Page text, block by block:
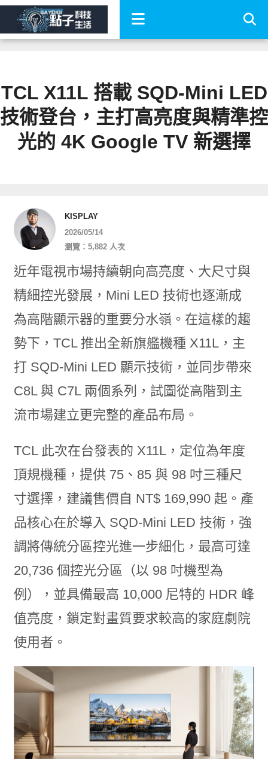
TCL X11L 搭載 SQD-Mini LED
技術登台，主打高亮度與精準控
光的 4K Google TV 新選擇
KISPLAY
2026/05/14
瀏覽：5,882 人次
近年電視市場持續朝向高亮度、大尺寸與
精細控光發展，Mini LED 技術也逐漸成
為高階顯示器的重要分水嶺。在這樣的趨
勢下，TCL 推出全新旗艦機種 X11L，主
打 SQD-Mini LED 顯示技術，並同步帶來
C8L 與 C7L 兩個系列，試圖從高階到主
流市場建立更完整的產品布局。
TCL 此次在台發表的 X11L，定位為年度
頂規機種，提供 75、85 與 98 吋三種尺
寸選擇，建議售價自 NT$ 169,990 起。產
品核心在於導入 SQD-Mini LED 技術，強
調將傳統分區控光進一步細化，最高可達
20,736 個控光分區（以 98 吋機型為
例），並具備最高 10,000 尼特的 HDR 峰
值亮度，鎖定對畫質要求較高的家庭劇院
使用者。